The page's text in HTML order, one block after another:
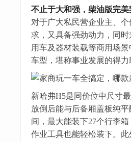
不止于大和强，柴油版完美
对于广大私民营企业主、
求，又具备强劲动力，同
用车及器材装载等商用场
车型，堪称事业发展的得力
新哈弗H5是同价位中尺寸
放倒后能与后备厢盖板纯
间，最大能装下27个行李
作业工具也能轻松装下。